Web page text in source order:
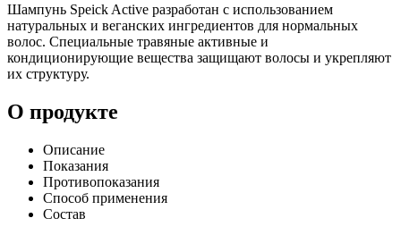
Шампунь Speick Active разработан с использованием
натуральных и веганских ингредиентов для нормальных
волос. Специальные травяные активные и
кондиционирующие вещества защищают волосы и укрепляют
их структуру.
О продукте
Описание
Показания
Противопоказания
Способ применения
Состав